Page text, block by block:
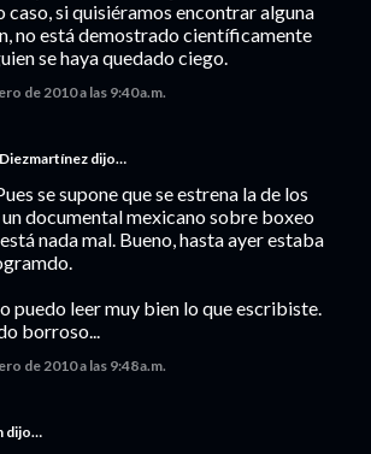
caso, si quisiéramos encontrar alguna
no está demostrado científicamente
se haya quedado ciego.
de 2010 a las 9:40 a.m.
dijo…
se supone que se estrena la de los
un documental mexicano sobre boxeo
nada mal. Bueno, hasta ayer estaba
puedo leer muy bien lo que escribiste.
borroso...
de 2010 a las 9:48 a.m.
dijo…